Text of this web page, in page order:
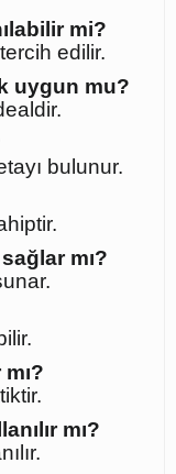
mi?
edilir.
uygun mu?
bulunur.
mı?
mı?